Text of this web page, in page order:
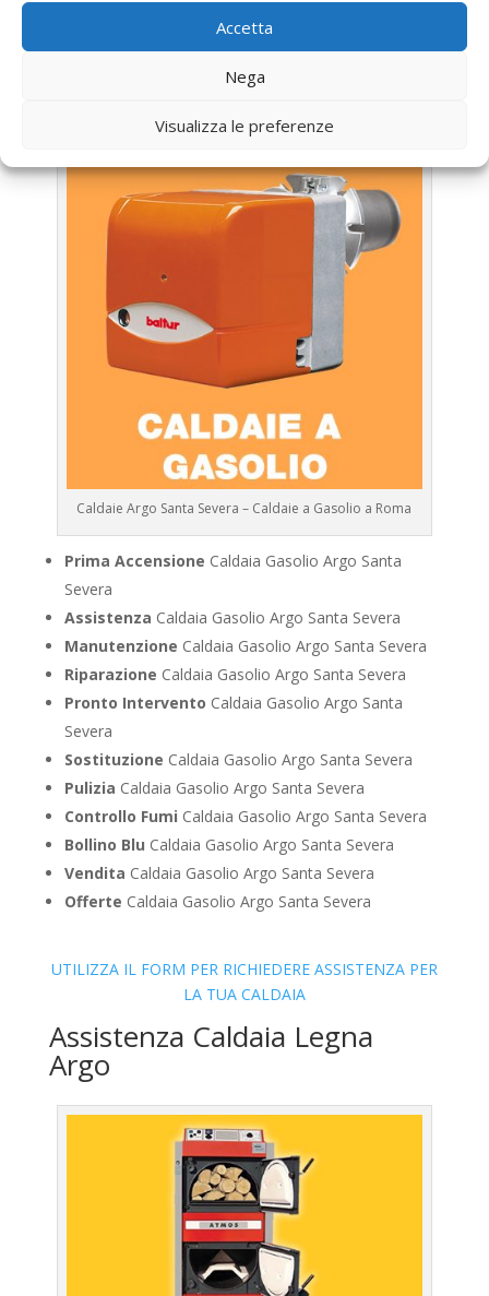
Accetta
Nega
Visualizza le preferenze
Assistenza Caldaia Gasolio
Caldaie Argo Santa Severa – Caldaie a Gasolio a Roma
Prima Accensione Caldaia Gasolio Argo Santa
Severa
Assistenza Caldaia Gasolio Argo Santa Severa
Manutenzione Caldaia Gasolio Argo Santa Severa
Riparazione Caldaia Gasolio Argo Santa Severa
Pronto Intervento Caldaia Gasolio Argo Santa
Severa
Sostituzione Caldaia Gasolio Argo Santa Severa
Pulizia Caldaia Gasolio Argo Santa Severa
Controllo Fumi Caldaia Gasolio Argo Santa Severa
Bollino Blu Caldaia Gasolio Argo Santa Severa
Vendita Caldaia Gasolio Argo Santa Severa
Offerte Caldaia Gasolio Argo Santa Severa
UTILIZZA IL FORM PER RICHIEDERE ASSISTENZA PER
LA TUA CALDAIA
Assistenza Caldaia Legna
Argo